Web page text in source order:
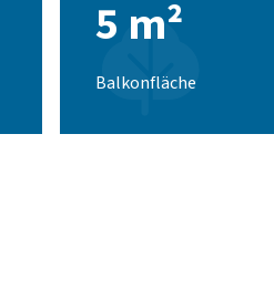
5 m²
Balkonfläche